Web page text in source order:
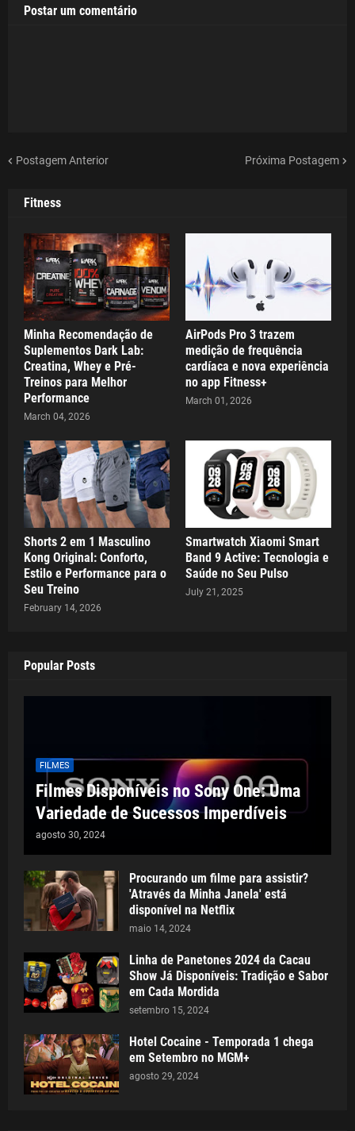
Postar um comentário
Postagem Anterior Próxima Postagem
Fitness
Minha Recomendação de
Suplementos Dark Lab:
Creatina, Whey e Pré-
Treinos para Melhor
Performance
March 04, 2026
AirPods Pro 3 trazem
medição de frequência
cardíaca e nova experiência
no app Fitness+
March 01, 2026
Shorts 2 em 1 Masculino
Kong Original: Conforto,
Estilo e Performance para o
Seu Treino
February 14, 2026
Smartwatch Xiaomi Smart
Band 9 Active: Tecnologia e
Saúde no Seu Pulso
July 21, 2025
Popular Posts
FILMES
Filmes Disponíveis no Sony One: Uma
Variedade de Sucessos Imperdíveis
agosto 30, 2024
Procurando um filme para assistir?
'Através da Minha Janela' está
disponível na Netflix
maio 14, 2024
Linha de Panetones 2024 da Cacau
Show Já Disponíveis: Tradição e Sabor
em Cada Mordida
setembro 15, 2024
Hotel Cocaine - Temporada 1 chega
em Setembro no MGM+
agosto 29, 2024